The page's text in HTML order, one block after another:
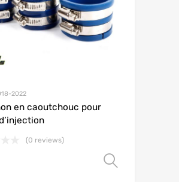
2022
en caoutchouc pour
(0 reviews)